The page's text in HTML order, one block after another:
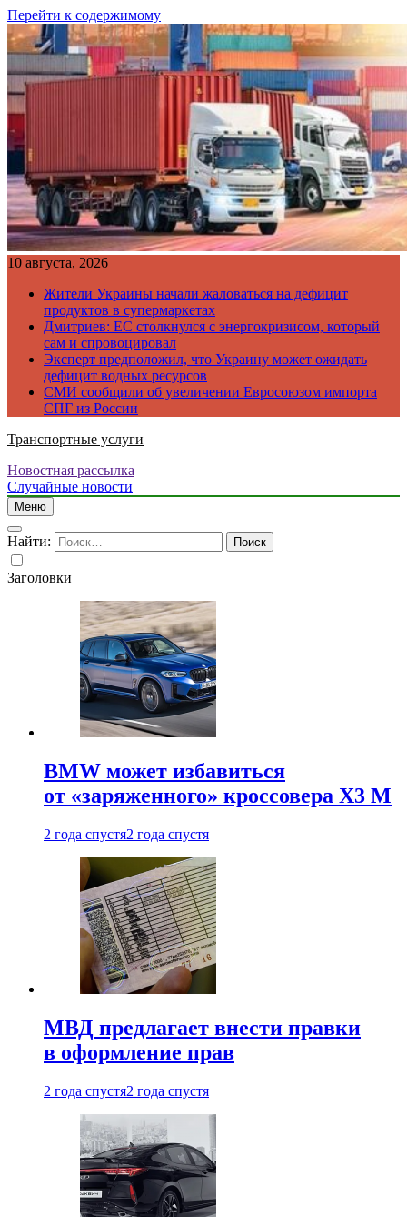
Перейти к содержимому
10 августа, 2026
Жители Украины начали жаловаться на дефицит
продуктов в супермаркетах
Дмитриев: ЕС столкнулся с энергокризисом, который
сам и спровоцировал
Эксперт предположил, что Украину может ожидать
дефицит водных ресурсов
СМИ сообщили об увеличении Евросоюзом импорта
СПГ из России
Транспортные услуги
Новостная рассылка
Случайные новости
Меню
Найти:
Заголовки
BMW может избавиться
от «заряженного» кроссовера X3 M
2 года спустя2 года спустя
МВД предлагает внести правки
в оформление прав
2 года спустя2 года спустя